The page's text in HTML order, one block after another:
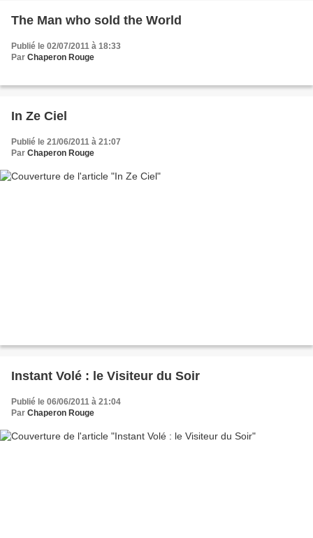
The Man who sold the World
Publié le 02/07/2011 à 18:33
Par Chaperon Rouge
In Ze Ciel
Publié le 21/06/2011 à 21:07
Par Chaperon Rouge
Instant Volé : le Visiteur du Soir
Publié le 06/06/2011 à 21:04
Par Chaperon Rouge